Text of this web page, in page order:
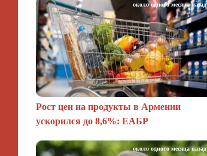
Рост цен на продукты в Армении
ускорился до 8,6%: ЕАБР
около одного месяца назад
около одного месяца назад